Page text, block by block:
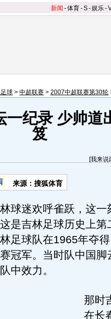
新闻 -体育-S-娱乐-
球 > 中超联赛 > 2007中超联赛第30轮
一纪录 少帅道
笈
[我来说
来源：搜狐体育
迷欢呼雀跃，这一
是吉林足球历史上第
足球队在1965年夺
冠军。当时队中国脚
中效力。
那时
在长